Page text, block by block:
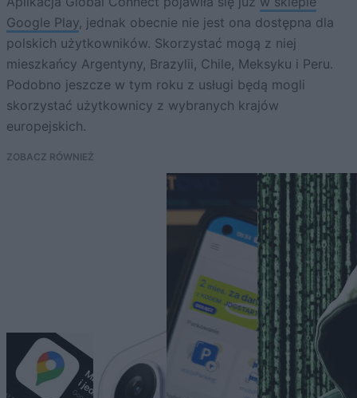
Google Play, jednak obecnie nie jest ona dostępna dla
polskich użytkowników. Skorzystać mogą z niej
mieszkańcy Argentyny, Brazylii, Chile, Meksyku i Peru.
Podobno jeszcze w tym roku z usługi będą mogli
skorzystać użytkownicy z wybranych krajów
europejskich.
ZOBACZ RÓWNIEŻ